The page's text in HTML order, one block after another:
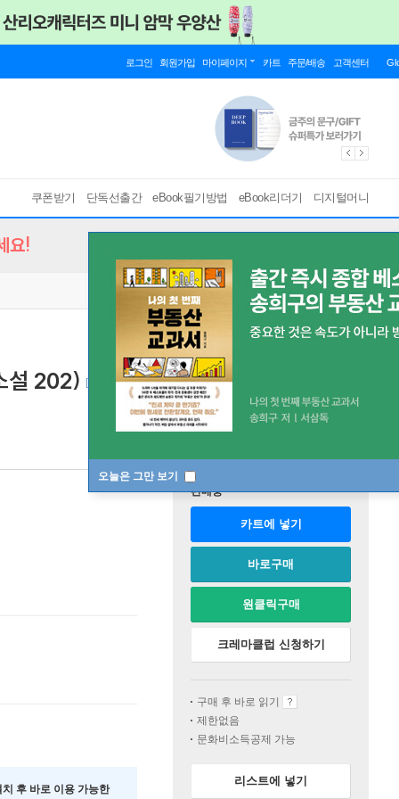
로그인 회원가입 마이페이지 카트 주문/배송 고객센터
쿠폰받기 단독선출간 eBook필기방법 eBook리더기 디지털머니
오늘은 그만 보기
요!
설 202) [ EPUB ]
후 바로 이용 가능한
판매중
카트에 넣기
바로구매
원클릭구매
크레마클럽 신청하기
구매 후 바로 읽기
제한없음
문화비소득공제 가능
리스트에 넣기